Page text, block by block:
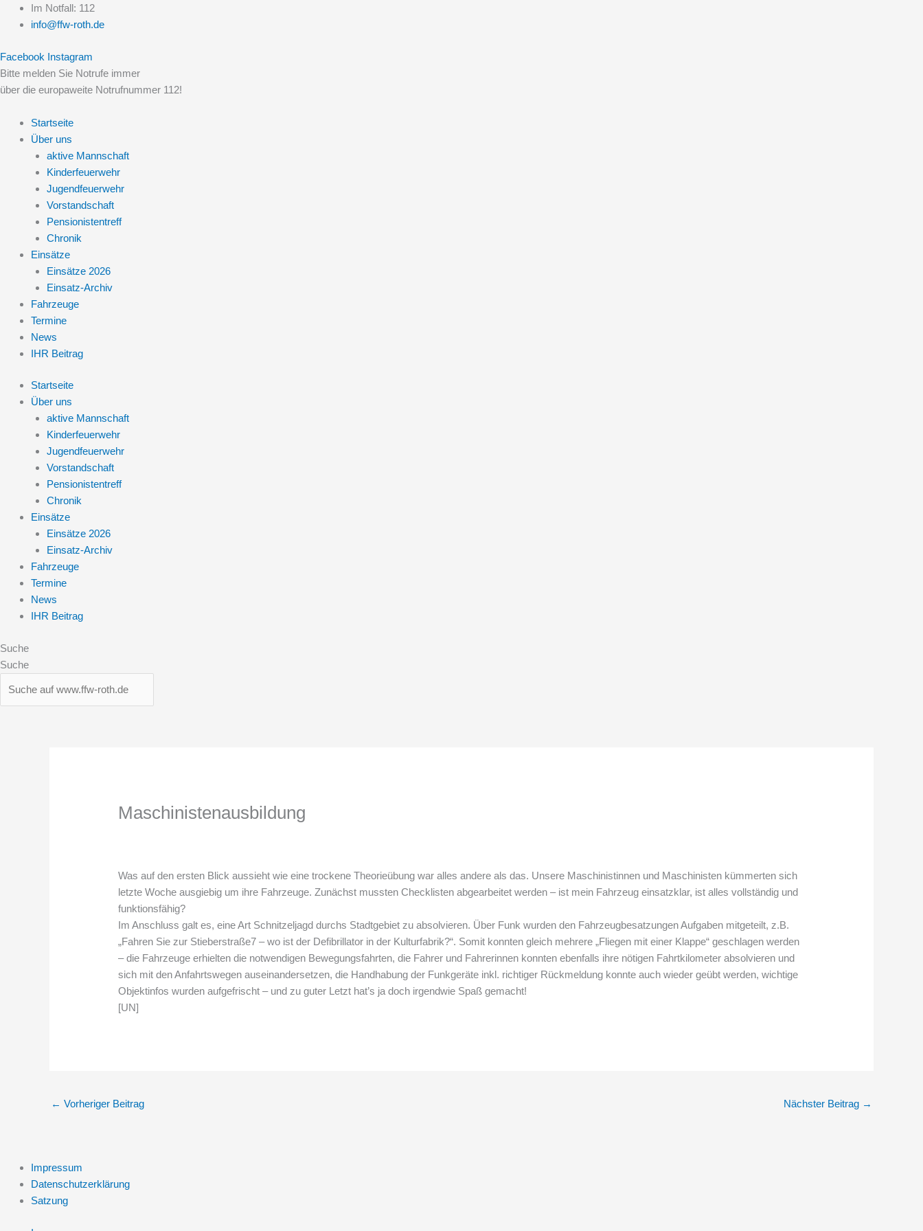
Inhalt
Im Notfall: 112
info@ffw-roth.de
Facebook Instagram
Bitte melden Sie Notrufe immer
über die europaweite Notrufnummer 112!
Startseite
Über uns
aktive Mannschaft
Kinderfeuerwehr
Jugendfeuerwehr
Vorstandschaft
Pensionistentreff
Chronik
Einsätze
Einsätze 2026
Einsatz-Archiv
Fahrzeuge
Termine
News
IHR Beitrag
Startseite
Über uns
aktive Mannschaft
Kinderfeuerwehr
Jugendfeuerwehr
Vorstandschaft
Pensionistentreff
Chronik
Einsätze
Einsätze 2026
Einsatz-Archiv
Fahrzeuge
Termine
News
IHR Beitrag
Suche
Suche
Maschinistenausbildung
Was auf den ersten Blick aussieht wie eine trockene Theorieübung war alles andere als das. Unsere Maschinistinnen und Maschinisten kümmerten sich
letzte Woche ausgiebig um ihre Fahrzeuge. Zunächst mussten Checklisten abgearbeitet werden – ist mein Fahrzeug einsatzklar, ist alles vollständig und
funktionsfähig?
Im Anschluss galt es, eine Art Schnitzeljagd durchs Stadtgebiet zu absolvieren. Über Funk wurden den Fahrzeugbesatzungen Aufgaben mitgeteilt, z.B.
„Fahren Sie zur Stieberstraße7 – wo ist der Defibrillator in der Kulturfabrik?“. Somit konnten gleich mehrere „Fliegen mit einer Klappe“ geschlagen werden
– die Fahrzeuge erhielten die notwendigen Bewegungsfahrten, die Fahrer und Fahrerinnen konnten ebenfalls ihre nötigen Fahrtkilometer absolvieren und
sich mit den Anfahrtswegen auseinandersetzen, die Handhabung der Funkgeräte inkl. richtiger Rückmeldung konnte auch wieder geübt werden, wichtige
Objektinfos wurden aufgefrischt – und zu guter Letzt hat’s ja doch irgendwie Spaß gemacht!
[UN]
← Vorheriger Beitrag Nächster Beitrag →
Impressum
Datenschutzerklärung
Satzung